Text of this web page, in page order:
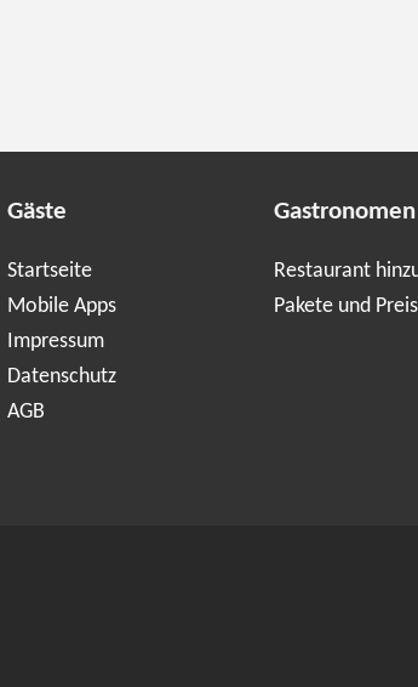
Gäste
Startseite
Mobile Apps
Impressum
Datenschutz
AGB
Gastronomen
Restaurant
Pakete und